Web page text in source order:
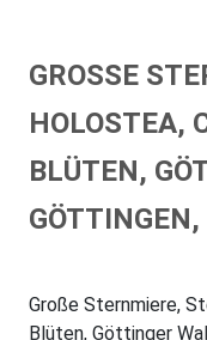
GROSSE
OLOSTEA,
LÜTEN,
ÖTTINGEN,
Große Sternmiere,
Blüten, Göttinger